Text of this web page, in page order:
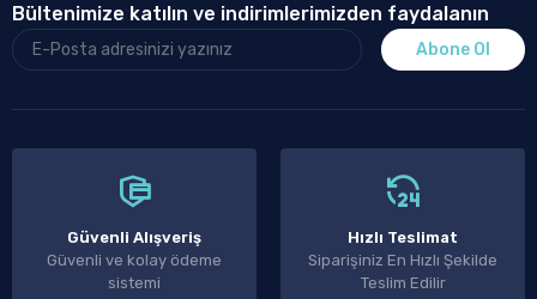
Bültenimize katılın ve indirimlerimizden faydalanın
Abone Ol
Güvenli Alışveriş
Güvenli ve kolay ödeme
sistemi
Hızlı Teslimat
Siparişiniz En Hızlı Şekilde
Teslim Edilir